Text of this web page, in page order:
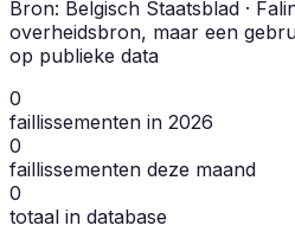
Bron: Belgisch Staatsblad ·
overheidsbron, maar een
op publieke data
0
faillissementen in 2026
0
faillissementen deze maand
0
totaal in database